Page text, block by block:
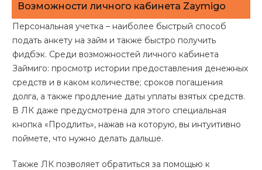
Возможности личного кабинета Zaymigo
Персональная учетка – наиболее быстрый способ
подать анкету на займ и также быстро получить
фидбэк. Среди возможностей личного кабинета
Займиго: просмотр истории предоставления денежных
средств и в каком количестве; сроков погашения
долга, а также продление даты уплаты взятых средств.
В ЛК даже предусмотрена для этого специальная
кнопка «Продлить», нажав на которую, вы интуитивно
поймете, что нужно делать дальше.
Также ЛК позволяет обратиться за помощью к